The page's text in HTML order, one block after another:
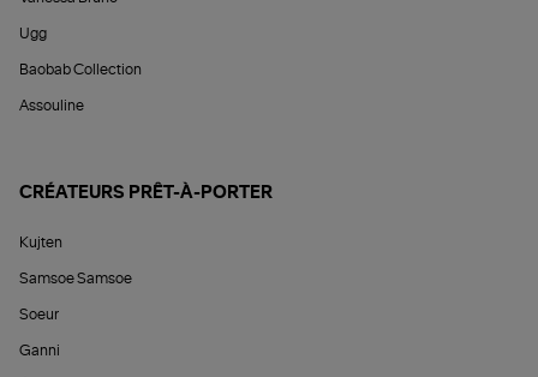
Ugg
Baobab Collection
Assouline
CRÉATEURS PRÊT-À-PORTER
Kujten
Samsoe Samsoe
Soeur
Ganni